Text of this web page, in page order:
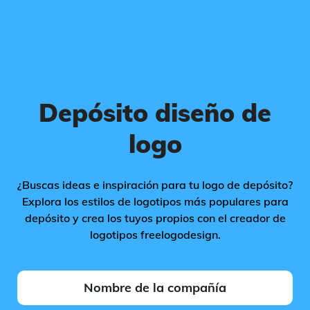
Depósito diseño de
logo
¿Buscas ideas e inspiración para tu logo de depósito?
Explora los estilos de logotipos más populares para
depósito y crea los tuyos propios con el creador de
logotipos freelogodesign.